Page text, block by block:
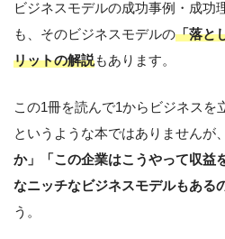
ビジネスモデルの成功事例・成功
も、そのビジネスモデルの「落と
リットの解説もあります。
この1冊を読んで1からビジネスを
というような本ではありませんが、
か」「この企業はこうやって収益
なニッチなビジネスモデルもある
う。